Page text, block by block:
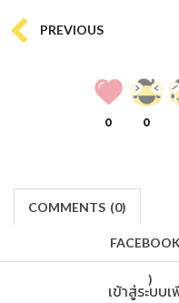
PREVIOUS
0 0
COMMENTS (0)
FACEBOOK
)
เข้าสู่ระบบ